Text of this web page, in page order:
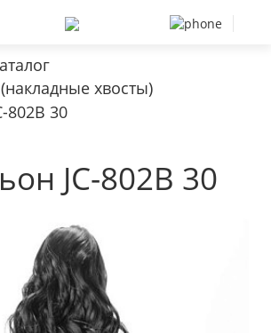
хвосты)
802B 30
JC-802B 30